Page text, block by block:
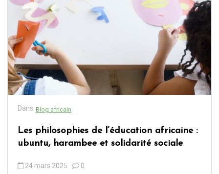
Dans Blog africain
Les philosophies de l’éducation africaine :
ubuntu, harambee et solidarité sociale
24 mars 2025 0